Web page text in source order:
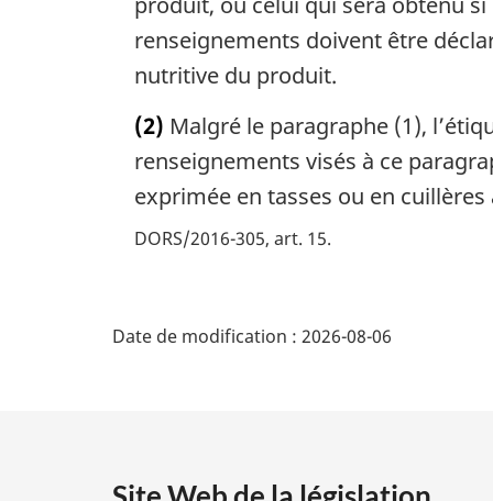
renseignements doivent être
nutritive du produit.
(2) Malgré le paragraphe (1),
renseignements visés à ce
exprimée en tasses ou en cuillères
DORS/2016-305, art. 15
Date de modification : 2026-08-06